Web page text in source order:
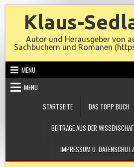
Klaus-
Autor und Herausgeber von
Sachbüchern und Romanen
MENU
MENU
STARTSEITE
DAS TOPP BUCH
BEITRÄGE AUS DER
IMPRESSUM U.